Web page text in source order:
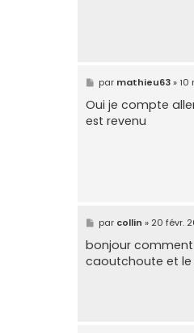
M
e
s
s
a
par mathieu63» 10
Oui je compte
est revenu
M
e
s
s
a
par collin » 20 févr.
bonjour comment
caoutchoute et le